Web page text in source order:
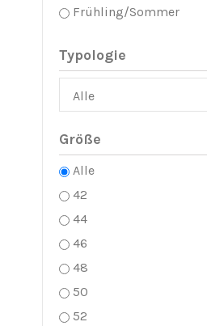
Frühling/Sommer
Typologie
Größe
Alle
42
44
46
48
50
52